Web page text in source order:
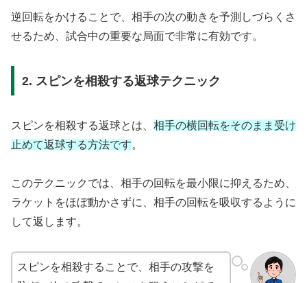
逆回転をかけることで、相手の次の動きを予測しづらくさ
せるため、試合中の重要な局面で非常に有効です。
2. スピンを相殺する返球テクニック
スピンを相殺する返球とは、 相手の横回転をそのまま受け
止めて返球する方法です。
このテクニックでは、相手の回転を最小限に抑えるため、
ラケットをほぼ動かさずに、相手の回転を吸収するように
して返します。
スピンを相殺することで、相手の攻撃を